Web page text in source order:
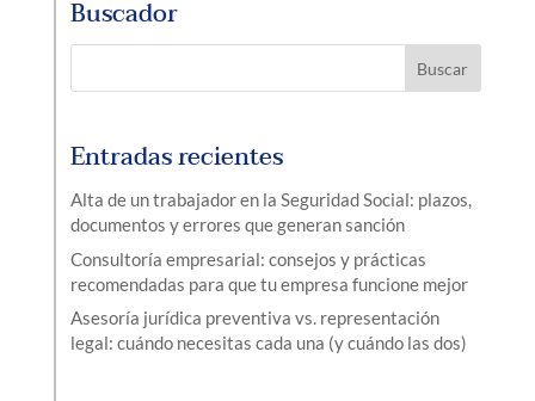
Buscador
Entradas recientes
Alta de un trabajador en la Seguridad Social: plazos,
documentos y errores que generan sanción
Consultoría empresarial: consejos y prácticas
recomendadas para que tu empresa funcione mejor
Asesoría jurídica preventiva vs. representación
legal: cuándo necesitas cada una (y cuándo las dos)